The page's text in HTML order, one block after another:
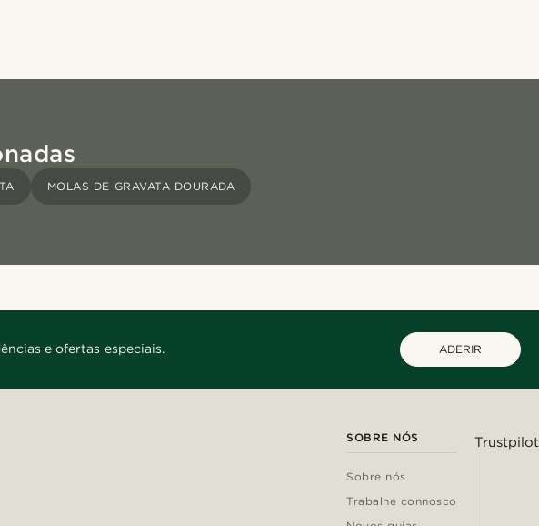
MOLAS DE GRAVATA DOURADA
e ofertas especiais. ADERIR
SOBRE NÓS
Sobre nós
Trabalhe connosco
Trustpilot